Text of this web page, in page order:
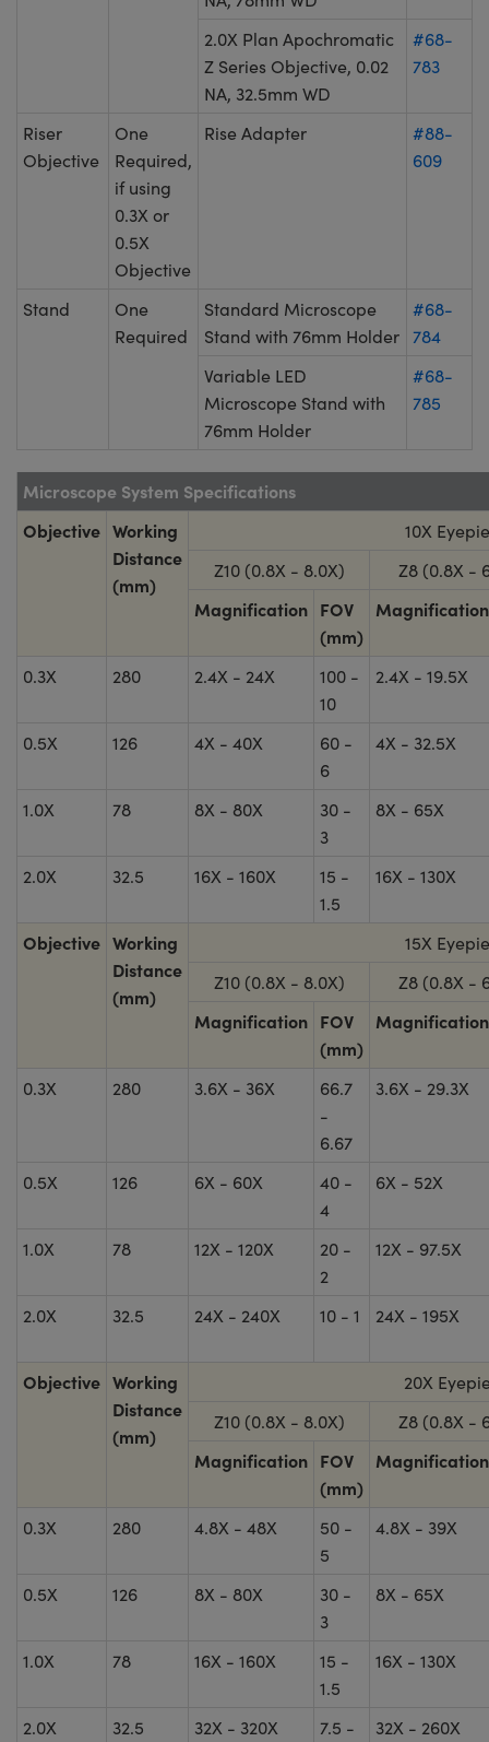
2.0X Plan Apochromatic
Z Series Objective, 0.02
NA, 32.5mm WD
#68-
783
Riser
Objective
One
Required,
if using
0.3X or
0.5X
Objective
Rise Adapter
#88-
609
Stand
One
Required
Standard Microscope
Stand with 76mm Holder
#68-
784
Variable LED
Microscope Stand with
76mm Holder
#68-
785
Microscope System Specifications
Objective Working
Distance
(mm)
10X
Z10 (0.8X - 8.0X)
Z8 (0.8X -
Magnification FOV
(mm)
Magnification
0.3X 280 2.4X - 24X
100 -
10
2.4X - 19.5X
0.5X 126 4X - 40X
60 -
6
4X - 32.5X
1.0X 78 8X - 80X
30 -
3
8X - 65X
2.0X 32.5 16X - 160X
15 -
1.5
16X - 130X
Objective Working
Distance
(mm)
15X
Z10 (0.8X - 8.0X)
Z8 (0.8X -
Magnification FOV
(mm)
Magnification
0.3X 280 3.6X - 36X
66.7
-
6.67
3.6X - 29.3X
0.5X 126 6X - 60X
40 -
4
6X - 52X
1.0X 78 12X - 120X
20 -
2
12X - 97.5X
2.0X 32.5 24X - 240X 10 - 1 24X - 195X
Objective Working
Distance
(mm)
20X
Z10 (0.8X - 8.0X)
Z8 (0.8X -
Magnification FOV
(mm)
Magnification
0.3X 280 4.8X - 48X
50 -
5
4.8X - 39X
0.5X 126 8X - 80X
30 -
3
8X - 65X
1.0X 78 16X - 160X
15 -
1.5
16X - 130X
2.0X 32.5 32X - 320X
7.5 -
32X - 260X